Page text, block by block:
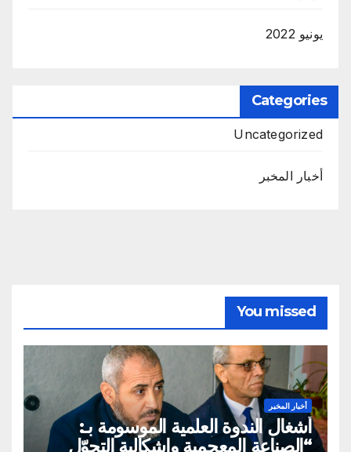
يونيو 2022
Categories
Uncategorized
أخبار المخبر
You missed
أخبار المخبر
أشغال الندوة العلمية الموسومة بـ:
“الصناعة المعجمية وإشكالية التحوّل